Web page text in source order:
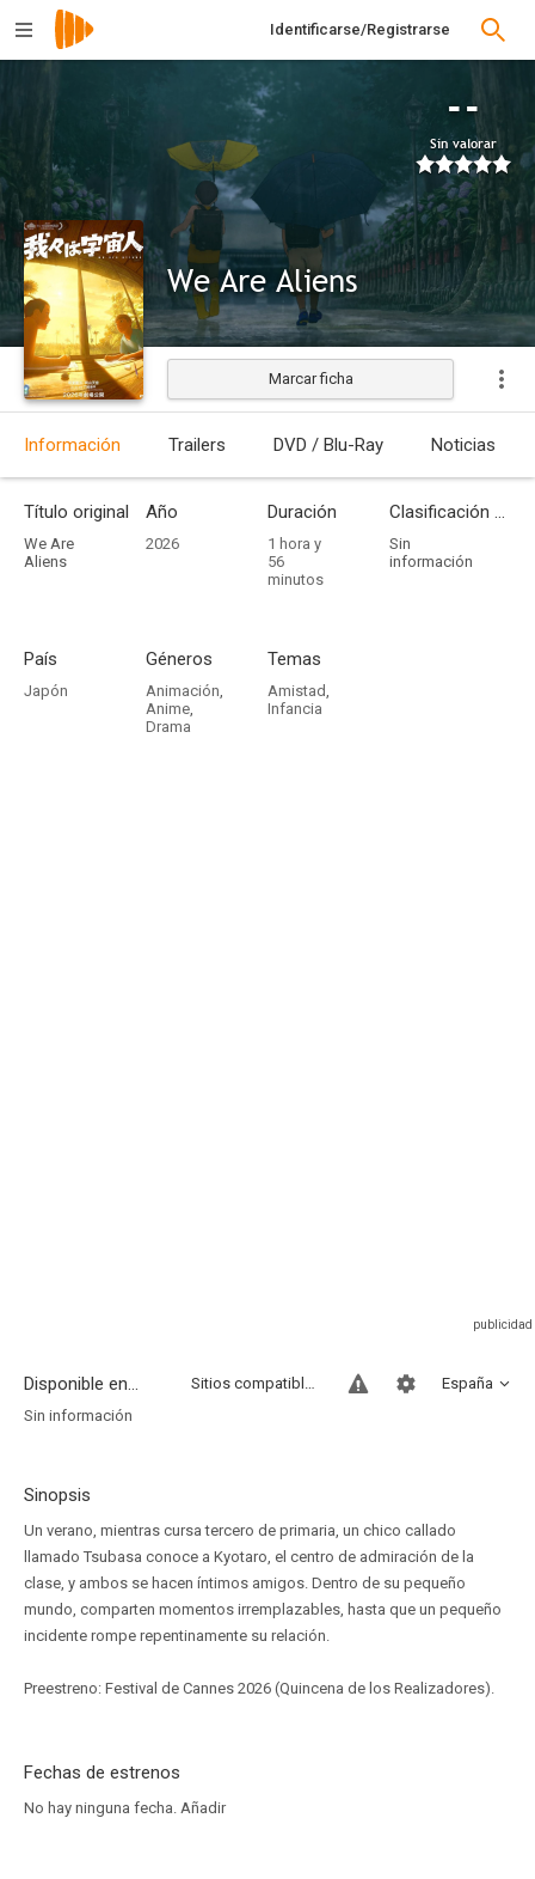
Identificarse/Registrarse
--
Sin valorar
We Are Aliens
Estrenada
Marcar ficha
Información Trailers DVD / Blu-Ray Noticias
Título original
We Are
Aliens
Año
2026
Duración
1 hora y
56
minutos
Clasificación por edades
Sin
información
País
Japón
Géneros
Animación,
Anime,
Drama
Temas
Amistad,
Infancia
Disponible en... España
Sitios compatibles
Sin información
Sinopsis
Un verano, mientras cursa tercero de primaria, un chico callado
llamado Tsubasa conoce a Kyotaro, el centro de admiración de la
clase, y ambos se hacen íntimos amigos. Dentro de su pequeño
mundo, comparten momentos irremplazables, hasta que un pequeño
incidente rompe repentinamente su relación.
Preestreno: Festival de Cannes 2026 (Quincena de los Realizadores).
Fechas de estrenos
No hay ninguna fecha. Añadir